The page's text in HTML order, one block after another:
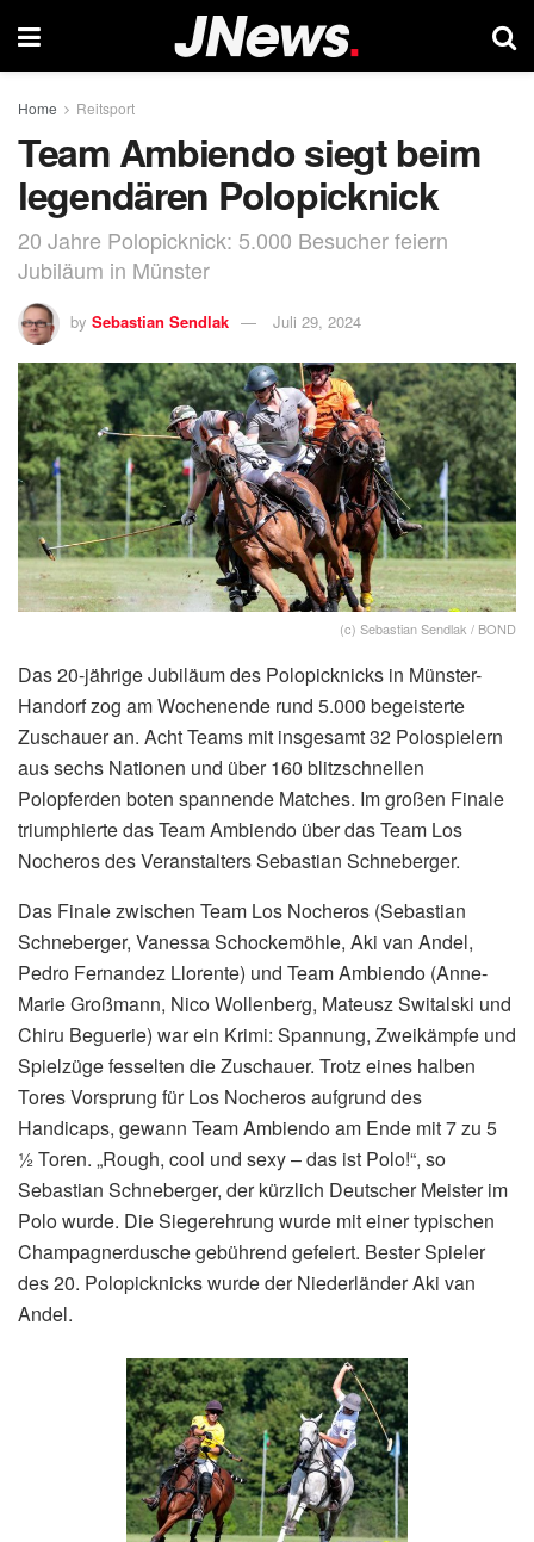
Home Reitsport
Team Ambiendo siegt beim
legendären Polopicknick
20 Jahre Polopicknick: 5.000 Besucher feiern
Jubiläum in Münster
by Sebastian Sendlak Juli 29, 2024
(c) Sebastian Sendlak / BOND
Das 20-jährige Jubiläum des Polopicknicks in Münster-
Handorf zog am Wochenende rund 5.000 begeisterte
Zuschauer an. Acht Teams mit insgesamt 32 Polospielern
aus sechs Nationen und über 160 blitzschnellen
Polopferden boten spannende Matches. Im großen Finale
triumphierte das Team Ambiendo über das Team Los
Nocheros des Veranstalters Sebastian Schneberger.
Das Finale zwischen Team Los Nocheros (Sebastian
Schneberger, Vanessa Schockemöhle, Aki van Andel,
Pedro Fernandez Llorente) und Team Ambiendo (Anne-
Marie Großmann, Nico Wollenberg, Mateusz Switalski und
Chiru Beguerie) war ein Krimi: Spannung, Zweikämpfe und
Spielzüge fesselten die Zuschauer. Trotz eines halben
Tores Vorsprung für Los Nocheros aufgrund des
Handicaps, gewann Team Ambiendo am Ende mit 7 zu 5
½ Toren. „Rough, cool und sexy – das ist Polo!“, so
Sebastian Schneberger, der kürzlich Deutscher Meister im
Polo wurde. Die Siegerehrung wurde mit einer typischen
Champagnerdusche gebührend gefeiert. Bester Spieler
des 20. Polopicknicks wurde der Niederländer Aki van
Andel.